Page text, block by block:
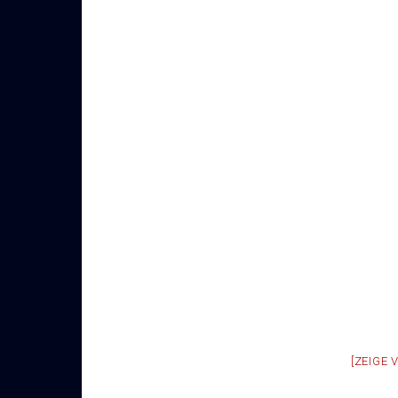
[ZEIGE